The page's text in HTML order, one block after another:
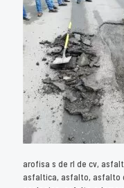
arofisa s de rl de cv,
asfaltica, asfalto, asfalto